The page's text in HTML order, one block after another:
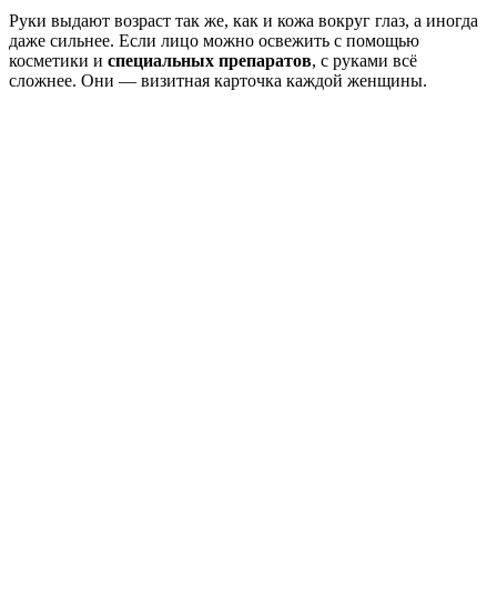
Руки выдают возраст так же, как и кожа вокруг глаз, а иногда
даже сильнее. Если лицо можно освежить с помощью
косметики и специальных препаратов, с руками всё
сложнее. Они — визитная карточка каждой женщины.